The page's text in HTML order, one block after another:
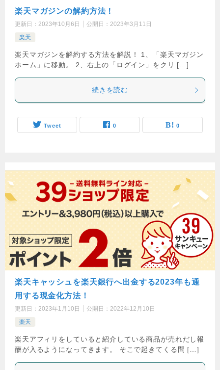
楽天マガジンの解約方法！
更新日： 2023年10月6日 公開日： 2023年3月11日
楽天
楽天マガジンを解約する方法を解説！ 1、「楽天マガジン
ホーム」に移動。 2、右上の「ログイン」をクリ […]
続きを読む
Tweet 0 0
楽天キャッシュを楽天銀行へ出金する2023年も通
用する現金化方法！
更新日： 2023年1月10日 公開日： 2022年12月10日
楽天
楽天アフィリをしていると紹介している商品が売れだし報
酬が入るようになってきます。 そこで起きてくる問 […]